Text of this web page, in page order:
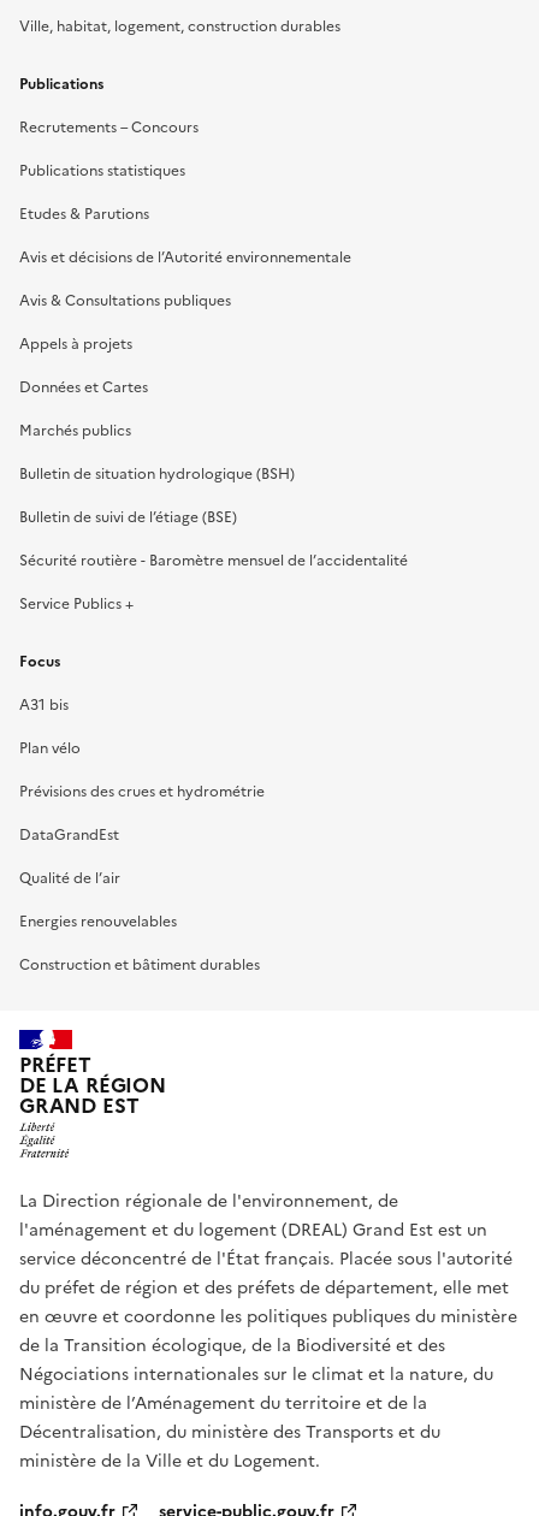
Ville, habitat, logement, construction durables
Publications
Recrutements – Concours
Publications statistiques
Etudes & Parutions
Avis et décisions de l’Autorité environnementale
Avis & Consultations publiques
Appels à projets
Données et Cartes
Marchés publics
Bulletin de situation hydrologique (BSH)
Bulletin de suivi de l’étiage (BSE)
Sécurité routière - Baromètre mensuel de l’accidentalité
Service Publics +
Focus
A31 bis
Plan vélo
Prévisions des crues et hydrométrie
DataGrandEst
Qualité de l’air
Energies renouvelables
Construction et bâtiment durables
PRÉFET
DE LA RÉGION
GRAND EST
La Direction régionale de l'environnement, de
l'aménagement et du logement (DREAL) Grand Est est un
service déconcentré de l'État français. Placée sous l'autorité
du préfet de région et des préfets de département, elle met
en œuvre et coordonne les politiques publiques du ministère
de la Transition écologique, de la Biodiversité et des
Négociations internationales sur le climat et la nature, du
ministère de l’Aménagement du territoire et de la
Décentralisation, du ministère des Transports et du
ministère de la Ville et du Logement.